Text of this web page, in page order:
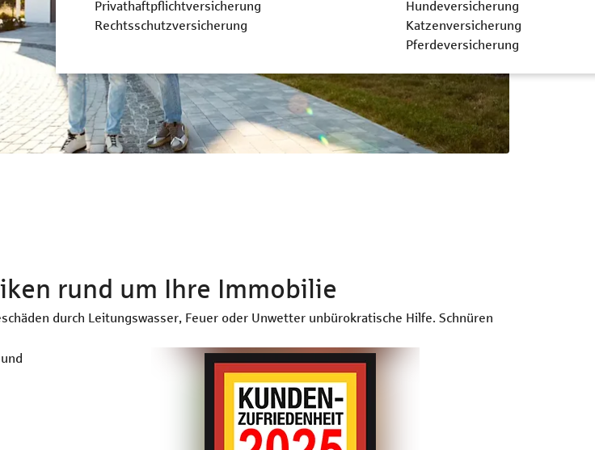
Privathaftpflichtversicherung
Rechtsschutzversicherung
Hundeversicherung
Katzenversicherung
Pferdeversicherung
rund um Ihre Immobilie
durch Leitungswasser, Feuer oder Unwetter unbürokratische Hilfe. Schnüren